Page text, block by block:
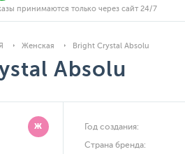
принимаются только через сайт 24/7
Женская Bright Crystal Absolu
Absolu
Ж Год создания:
Страна бренда: